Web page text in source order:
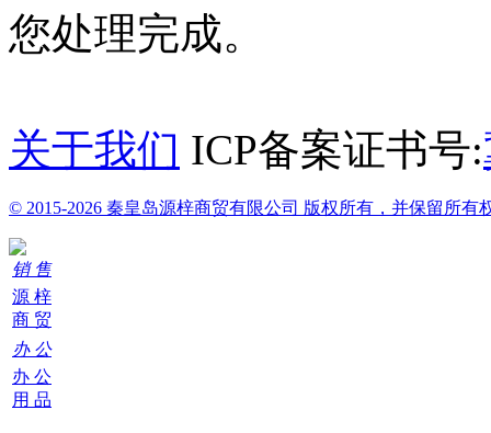
您处理完成。
关于我们 ICP备案证书号:
© 2015-2026 秦皇岛源梓商贸有限公司 版权所有，并保留所有
销 售
源 梓
商 贸
办 公
办 公
用 品